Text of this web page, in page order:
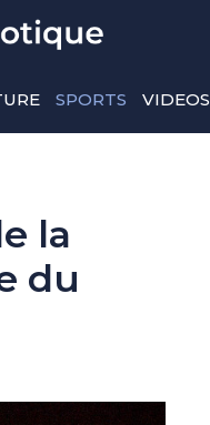
SPORTS VIDEOS
la
du